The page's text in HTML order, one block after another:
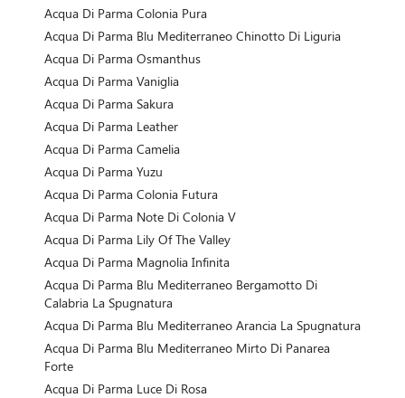
Acqua Di Parma Colonia Pura
Acqua Di Parma Blu Mediterraneo Chinotto Di Liguria
Acqua Di Parma Osmanthus
Acqua Di Parma Vaniglia
Acqua Di Parma Sakura
Acqua Di Parma Leather
Acqua Di Parma Camelia
Acqua Di Parma Yuzu
Acqua Di Parma Colonia Futura
Acqua Di Parma Note Di Colonia V
Acqua Di Parma Lily Of The Valley
Acqua Di Parma Magnolia Infinita
Acqua Di Parma Blu Mediterraneo Bergamotto Di
Calabria La Spugnatura
Acqua Di Parma Blu Mediterraneo Arancia La Spugnatura
Acqua Di Parma Blu Mediterraneo Mirto Di Panarea
Forte
Acqua Di Parma Luce Di Rosa